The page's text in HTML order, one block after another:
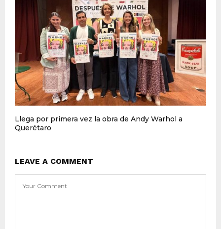
Llega por primera vez la obra de Andy Warhol a
Querétaro
LEAVE A COMMENT